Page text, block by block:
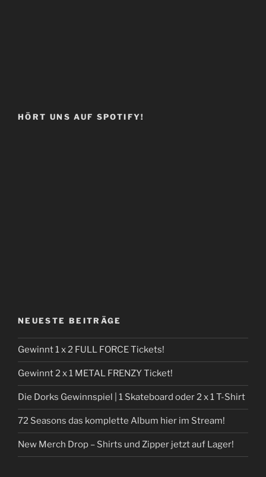
HÖRT UNS AUF SPOTIFY!
NEUESTE BEITRÄGE
Gewinnt 1 x 2 FULL FORCE Tickets!
Gewinnt 2 x 1 METAL FRENZY Ticket!
Die Dorks Gewinnspiel | 1 Skateboard oder 2 x 1 T-Shirt
72 Seasons das komplette Album hier im Stream!
New Merch Drop – Shirts und Zipper jetzt auf Lager!